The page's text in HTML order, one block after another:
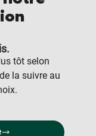
tôt selon
la suivre au